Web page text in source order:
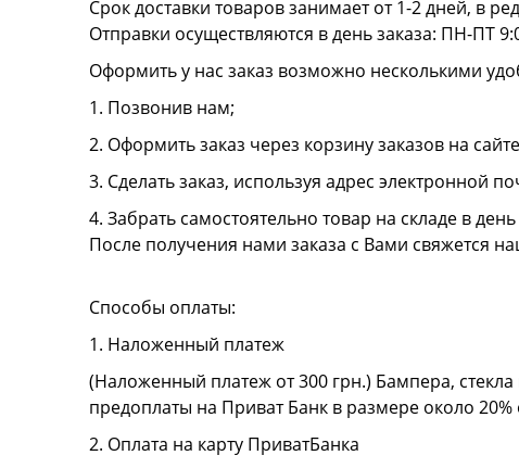
Срок доставки товаров занимает от 1-2 дней, в
Отправки осуществляются в день заказа: ПН-ПТ
Оформить у нас заказ возможно несколькими
1. Позвонив нам;
2. Оформить заказ через корзину заказов на
3. Сделать заказ, используя адрес электронной
4. Забрать самостоятельно товар на складе в день
После получения нами заказа с Вами свяжется
Способы оплаты:
1. Наложенный платеж
(Наложенный платеж от 300 грн.) Бампера,
предоплаты на Приват Банк в размере около
2. Оплата на карту ПриватБанка